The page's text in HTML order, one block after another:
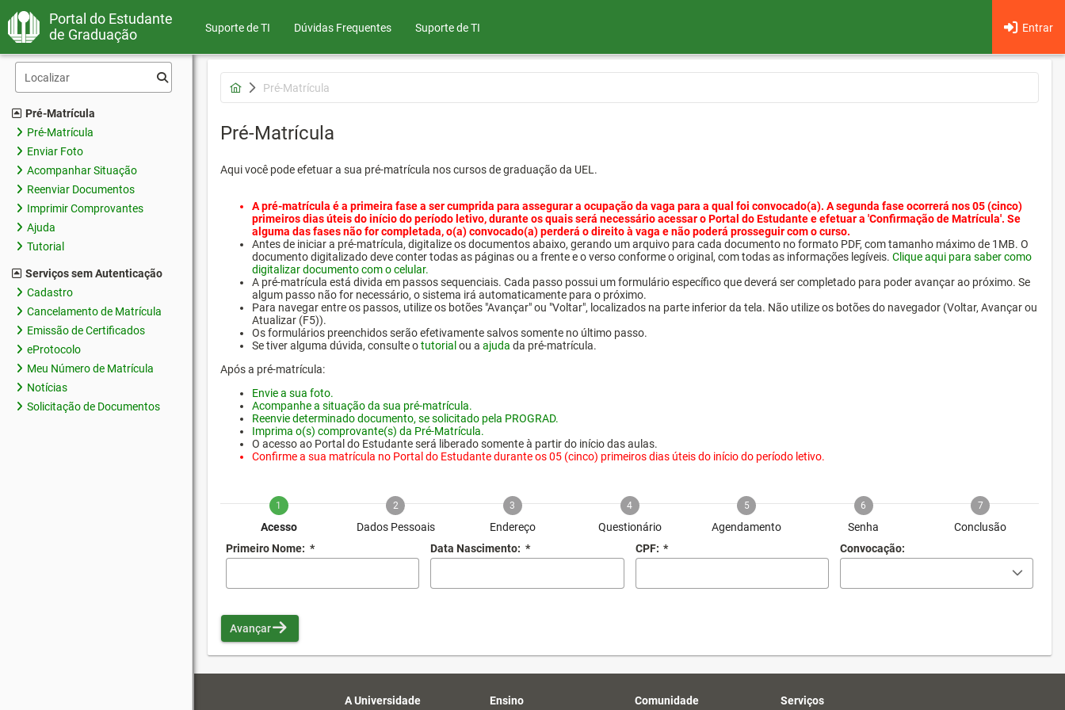
Portal do Estudante
de Graduação
Suporte de TI Dúvidas Frequentes Entrar
Suporte de TI
Pré-Matrícula
Pré-Matrícula
Enviar Foto
Acompanhar Situação
Reenviar Documentos
Imprimir Comprovantes
Ajuda
Tutorial
Serviços sem Autenticação
Cadastro
Cancelamento de Matrícula
Emissão de Certificados
eProtocolo
Meu Número de Matrícula
Notícias
Solicitação de Documentos
Pré-Matrícula
Pré-Matrícula
Aqui você pode efetuar a sua pré-matrícula nos cursos de graduação da UEL.
A pré-matrícula é a primeira fase a ser cumprida para assegurar a ocupação da vaga para a qual foi convocado(a). A segunda fase ocorrerá nos 05 (cinco)
primeiros dias úteis do início do período letivo, durante os quais será necessário acessar o Portal do Estudante e efetuar a 'Confirmação de Matrícula'. Se
alguma das fases não for completada, o(a) convocado(a) perderá o direito à vaga e não poderá prosseguir com o curso.
Antes de iniciar a pré-matrícula, digitalize os documentos abaixo, gerando um arquivo para cada documento no formato PDF, com tamanho máximo de 1MB. O
documento digitalizado deve conter todas as páginas ou a frente e o verso conforme o original, com todas as informações legíveis. Clique aqui para saber como
digitalizar documento com o celular.
A pré-matrícula está divida em passos sequenciais. Cada passo possui um formulário específico que deverá ser completado para poder avançar ao próximo. Se
algum passo não for necessário, o sistema irá automaticamente para o próximo.
Para navegar entre os passos, utilize os botões "Avançar" ou "Voltar", localizados na parte inferior da tela. Não utilize os botões do navegador (Voltar, Avançar ou
Atualizar (F5)).
Os formulários preenchidos serão efetivamente salvos somente no último passo.
Se tiver alguma dúvida, consulte otutorial ou a ajuda da pré-matrícula.
Após a pré-matrícula:
Envie a sua foto.
Acompanhe a situação da sua pré-matrícula.
Reenvie determinado documento, se solicitado pela PROGRAD.
Imprima o(s) comprovante(s) da Pré-Matrícula.
O acesso ao Portal do Estudante será liberado somente à partir do início das aulas.
Confirme a sua matrícula no Portal do Estudante durante os 05 (cinco) primeiros dias úteis do início do período letivo.
1
Acesso
2
Dados Pessoais
3
Endereço
4
Questionário
5
Agendamento
6
Senha
7
Conclusão
Primeiro Nome: * Data Nascimento: * CPF: * Convocação:
Avançar
A Universidade Ensino Comunidade Serviços